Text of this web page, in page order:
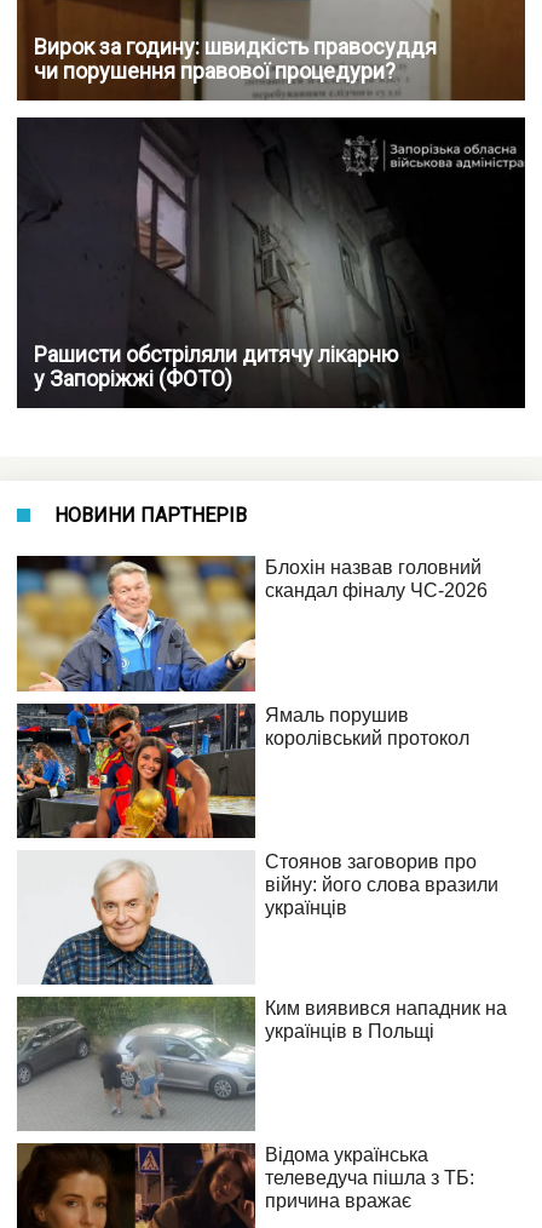
Вирок за годину: швидкість правосуддя
чи порушення правової процедури?
Рашисти обстріляли дитячу лікарню
у Запоріжжі (ФОТО)
НОВИНИ ПАРТНЕРІВ